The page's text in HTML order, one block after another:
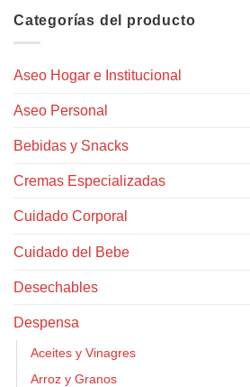
Categorías del producto
Aseo Hogar e Institucional
Aseo Personal
Bebidas y Snacks
Cremas Especializadas
Cuidado Corporal
Cuidado del Bebe
Desechables
Despensa
Aceites y Vinagres
Arroz y Granos